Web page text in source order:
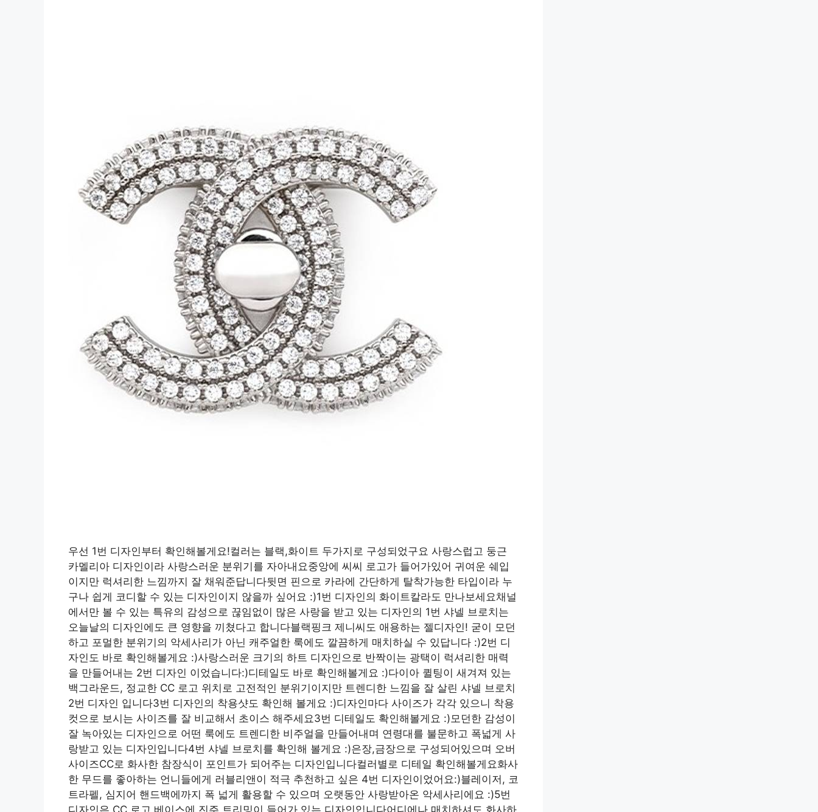
우선 1번 디자인부터 확인해볼게요!컬러는 블랙,화이트 두가지로 구성되었구요 사랑스럽고 둥근
카멜리아 디자인이라 사랑스러운 분위기를 자아내요중앙에 씨씨 로고가 들어가있어 귀여운 쉐입
이지만 럭셔리한 느낌까지 잘 채워준답니다뒷면 핀으로 카라에 간단하게 탈착가능한 타입이라 누
구나 쉽게 코디할 수 있는 디자인이지 않을까 싶어요 :)1번 디자인의 화이트칼라도 만나보세요채널
에서만 볼 수 있는 특유의 감성으로 끊임없이 많은 사랑을 받고 있는 디자인의 1번 샤넬 브로치는
오늘날의 디자인에도 큰 영향을 끼쳤다고 합니다블랙핑크 제니씨도 애용하는 젤디자인! 굳이 모던
하고 포멀한 분위기의 악세사리가 아닌 캐주얼한 룩에도 깔끔하게 매치하실 수 있답니다 :)2번 디
자인도 바로 확인해볼게요 :)사랑스러운 크기의 하트 디자인으로 반짝이는 광택이 럭셔리한 매력
을 만들어내는 2번 디자인 이었습니다:)디테일도 바로 확인해볼게요 :)다이아 퀼팅이 새겨져 있는
백그라운드, 정교한 CC 로고 위치로 고전적인 분위기이지만 트렌디한 느낌을 잘 살린 샤넬 브로치
2번 디자인 입니다3번 디자인의 착용샷도 확인해 볼게요 :)디자인마다 사이즈가 각각 있으니 착용
컷으로 보시는 사이즈를 잘 비교해서 초이스 해주세요3번 디테일도 확인해볼게요 :)모던한 감성이
잘 녹아있는 디자인으로 어떤 룩에도 트렌디한 비주얼을 만들어내며 연령대를 불문하고 폭넓게 사
랑받고 있는 디자인입니다4번 샤넬 브로치를 확인해 볼게요 :)은장,금장으로 구성되어있으며 오버
사이즈CC로 화사한 참장식이 포인트가 되어주는 디자인입니다컬러별로 디테일 확인해볼게요화사
한 무드를 좋아하는 언니들에게 러블리앤이 적극 추천하고 싶은 4번 디자인이었어요:)블레이저, 코
트라펠, 심지어 핸드백에까지 폭 넓게 활용할 수 있으며 오랫동안 사랑받아온 악세사리에요 :)5번
디자인은 CC 로고 베이스에 진주 트리밍이 들어가 있는 디자인입니다어디에나 매치하셔도 화사하